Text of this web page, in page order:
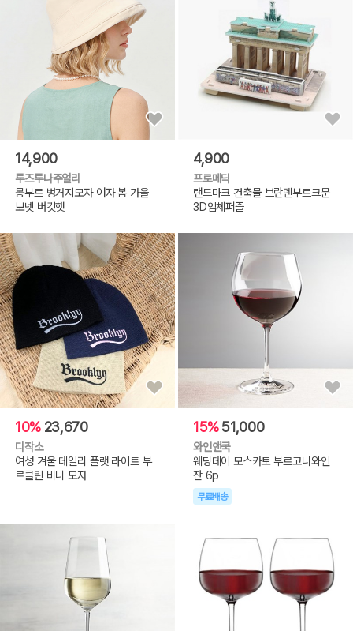
14,900
루즈루나주얼리
몽부르 벙거지모자 여자 봄 가을
보넷 버킷햇
4,900
프로메딕
랜드마크 건축물 브란덴부르크문
3D입체퍼즐
10% 23,670
디작소
여성 겨울 데일리 플랫 라이트 부
르클린 비니 모자
15%51,000
와인앤쿡
웨딩데이 모스카토 부르고니와인
잔 6p
무료배송